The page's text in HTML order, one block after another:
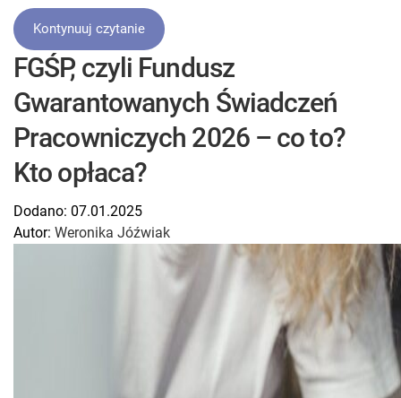
Kontynuuj czytanie
FGŚP, czyli Fundusz
Gwarantowanych Świadczeń
Pracowniczych 2026 – co to?
Kto opłaca?
Dodano: 07.01.2025
Autor: Weronika Jóźwiak